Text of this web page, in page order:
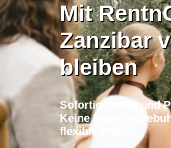
Mit
Zanzibar
bleiben
Sofortige eSIM und
Keine
flexible Plane.